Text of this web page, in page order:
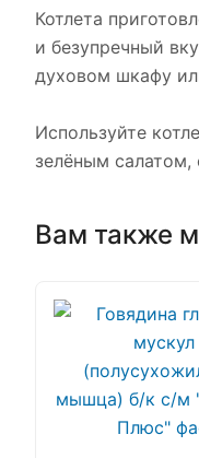
Котлета
и безупречный
духовом шкафу
Используйте
зелёным
Вам также